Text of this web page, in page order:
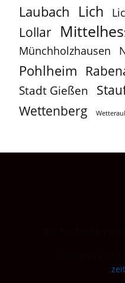
Laubach Lich
Lollar
Münchholzhausen
Pohlheim
Stadt Gießen
Wettenberg